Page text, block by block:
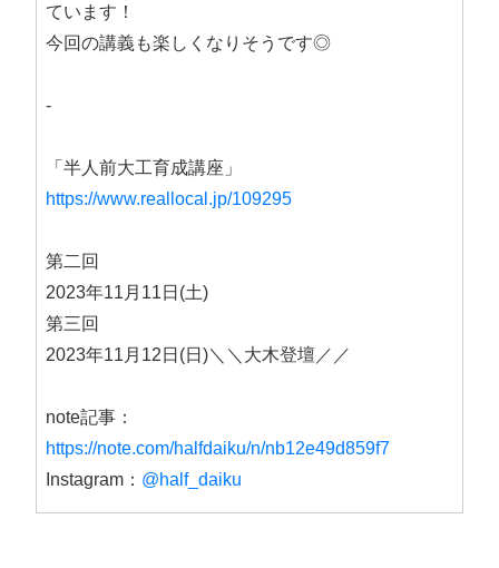
ています！
今回の講義も楽しくなりそうです◎
-
「半人前大工育成講座」
https://www.reallocal.jp/109295
第二回
2023年11月11日(土)
第三回
2023年11月12日(日)＼＼大木登壇／／
note記事：
https://note.com/halfdaiku/n/nb12e49d859f7
Instagram： @half_daiku